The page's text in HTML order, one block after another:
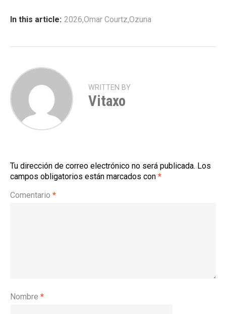
In this article: 2026,Omar Courtz,Ozuna
WRITTEN BY
Vitaxo
Tu dirección de correo electrónico no será publicada. Los
campos obligatorios están marcados con *
Comentario *
Nombre *